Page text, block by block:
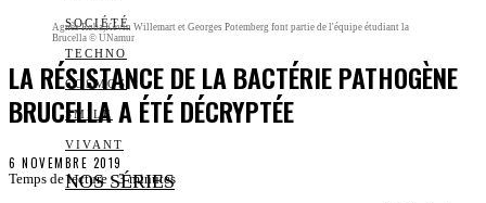
SOCIÉTÉ
TECHNO
COSMOS
SMILE
VIVANT
NOS SÉRIES
Agnès Roba,Kévin Willemart et Georges Potemberg font partie de l'équipe étudiant la
Brucella © UNamur
LA RÉSISTANCE DE LA BACTÉRIE PATHOGÈNE
BRUCELLA A ÉTÉ DÉCRYPTÉE
6 NOVEMBRE 2019
Temps de lecture :3 minutes